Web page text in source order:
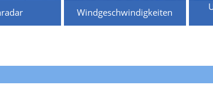
Windgeschwindigkeiten